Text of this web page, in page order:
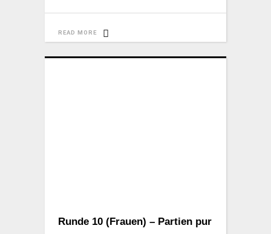
READ MORE
Runde 10 (Frauen) – Partien pur